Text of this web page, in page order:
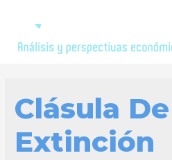
Clásula De
Extinción